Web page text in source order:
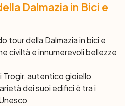
Dalmazia in Bici e
tour della Dalmazia in bici e
civiltà e innumerevoli bellezze
Trogir, autentico gioiello
dei suoi edifici è tra i